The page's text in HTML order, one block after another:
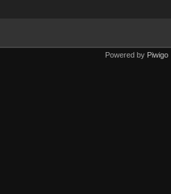
Powered by Piwigo